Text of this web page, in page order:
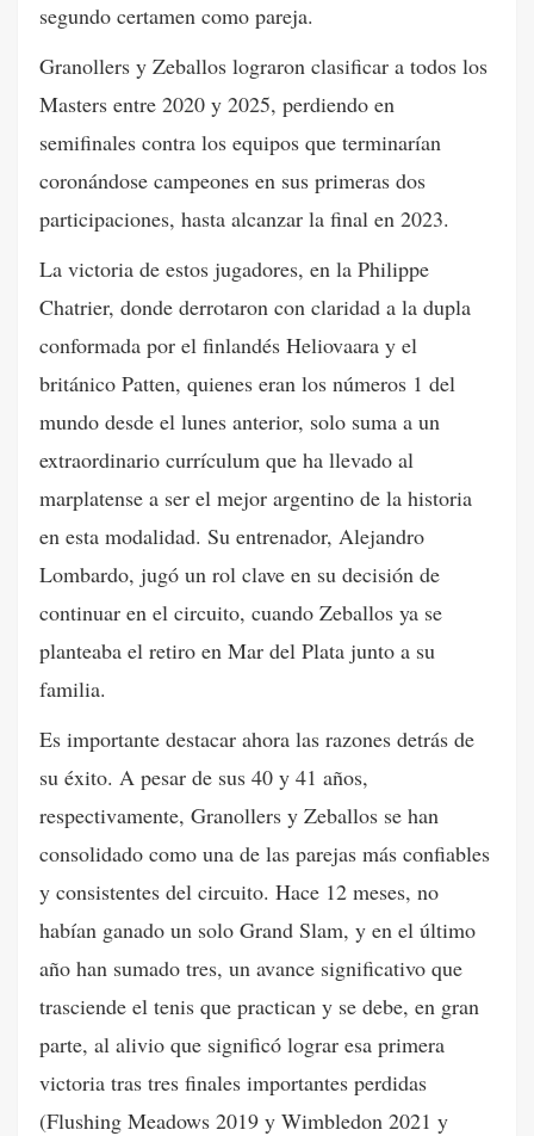
segundo certamen como pareja.
Granollers y Zeballos lograron clasificar a todos los
Masters entre 2020 y 2025, perdiendo en
semifinales contra los equipos que terminarían
coronándose campeones en sus primeras dos
participaciones, hasta alcanzar la final en 2023.
La victoria de estos jugadores, en la Philippe
Chatrier, donde derrotaron con claridad a la dupla
conformada por el finlandés Heliovaara y el
británico Patten, quienes eran los números 1 del
mundo desde el lunes anterior, solo suma a un
extraordinario currículum que ha llevado al
marplatense a ser el mejor argentino de la historia
en esta modalidad. Su entrenador, Alejandro
Lombardo, jugó un rol clave en su decisión de
continuar en el circuito, cuando Zeballos ya se
planteaba el retiro en Mar del Plata junto a su
familia.
Es importante destacar ahora las razones detrás de
su éxito. A pesar de sus 40 y 41 años,
respectivamente, Granollers y Zeballos se han
consolidado como una de las parejas más confiables
y consistentes del circuito. Hace 12 meses, no
habían ganado un solo Grand Slam, y en el último
año han sumado tres, un avance significativo que
trasciende el tenis que practican y se debe, en gran
parte, al alivio que significó lograr esa primera
victoria tras tres finales importantes perdidas
(Flushing Meadows 2019 y Wimbledon 2021 y